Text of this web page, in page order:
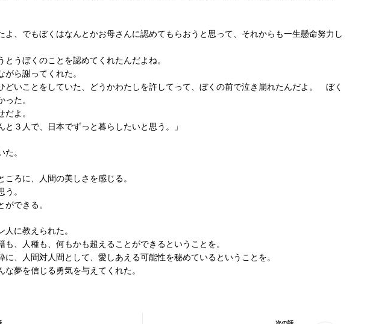
よ、でもぼくはなんとかお母さんに認めてもらおうと思って、それからも一生懸命努力し
とうぼくのことを認めてくれたんだよね。
がら謝ってくれた。
どいことをしていた、どうかわたしを許してって、ぼくの前で泣き崩れたんだよ。 ぼく
った。
だよ。
と３人で、日本でずっと暮らしたいと思う。」
。
ころに、人間の美しさを感じる。
。
ができる。
人に教えられた。
も、人種も、何もかも超えることができるということを。
に、人間対人間として、愛しあえる可能性を秘めているということを。
な夢を信じる勇気を与えてくれた。